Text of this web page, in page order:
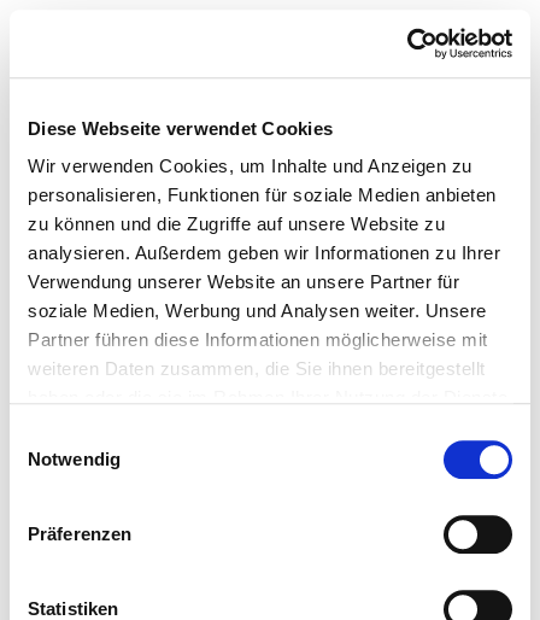
Diese Webseite verwendet Cookies
Wir verwenden Cookies, um Inhalte und Anzeigen zu
personalisieren, Funktionen für soziale Medien anbieten
zu können und die Zugriffe auf unsere Website zu
analysieren. Außerdem geben wir Informationen zu Ihrer
Verwendung unserer Website an unsere Partner für
soziale Medien, Werbung und Analysen weiter. Unsere
Partner führen diese Informationen möglicherweise mit
weiteren Daten zusammen, die Sie ihnen bereitgestellt
Notwendig
Präferenzen
Statistiken